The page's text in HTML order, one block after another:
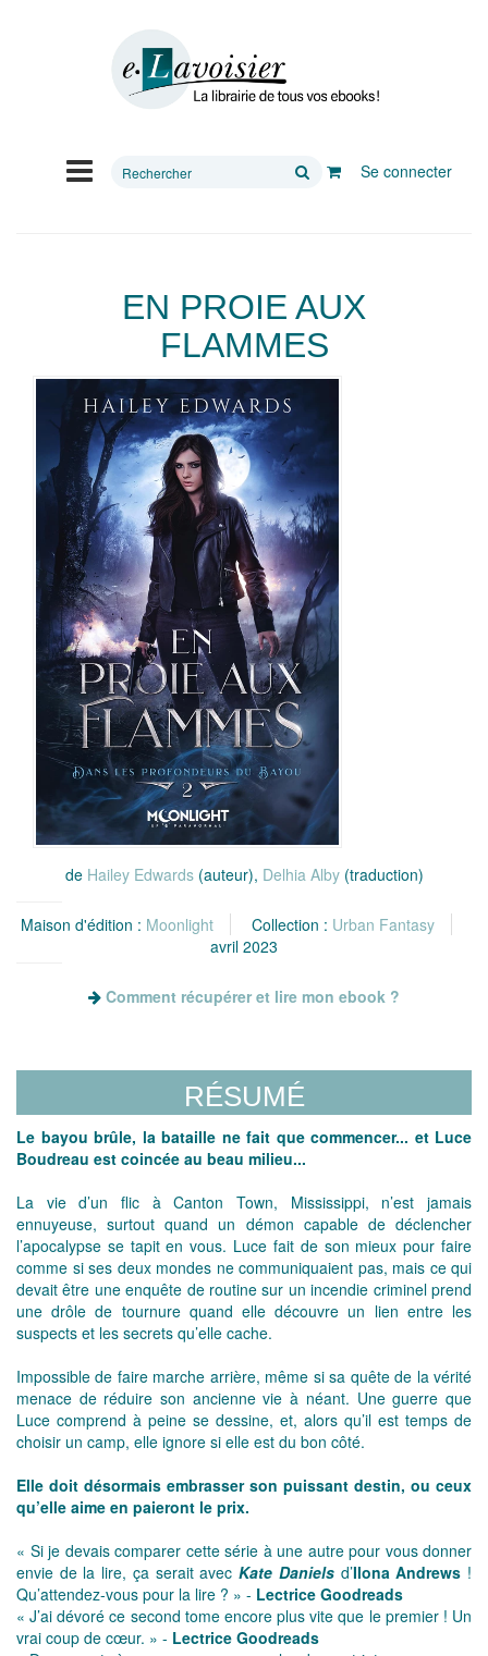
Rechercher
Se connecter
EN PROIE AUX
FLAMMES
de Hailey Edwards(auteur), Delhia Alby(traduction)
Maison d'édition : Moonlight Collection : Urban Fantasy
avril 2023
Comment récupérer et lire mon ebook ?
RÉSUMÉ
Le bayou brûle, la bataille ne fait que commencer... et Luce
Boudreau est coincée au beau milieu...
La vie d’un flic à Canton Town, Mississippi, n’est jamais
ennuyeuse, surtout quand un démon capable de déclencher
l’apocalypse se tapit en vous. Luce fait de son mieux pour faire
comme si ses deux mondes ne communiquaient pas, mais ce qui
devait être une enquête de routine sur un incendie criminel prend
une drôle de tournure quand elle découvre un lien entre les
suspects et les secrets qu’elle cache.
Impossible de faire marche arrière, même si sa quête de la vérité
menace de réduire son ancienne vie à néant. Une guerre que
Luce comprend à peine se dessine, et, alors qu’il est temps de
choisir un camp, elle ignore si elle est du bon côté.
Elle doit désormais embrasser son puissant destin, ou ceux
qu’elle aime en paieront le prix.
« Si je devais comparer cette série à une autre pour vous donner
envie de la lire, ça serait avecKate Danielsd’Ilona Andrews !
Qu’attendez-vous pour la lire ? » - Lectrice Goodreads
« J’ai dévoré ce second tome encore plus vite que le premier ! Un
vrai coup de cœur. » - Lectrice Goodreads